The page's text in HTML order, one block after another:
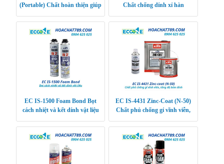
(Portable) Chất hoàn thiện giúp
Chất chống dính xỉ hàn
EC IS-1500 Foam Bond Bọt
cách nhiệt và kết dính vật liệu
EC IS-4431 Zinc-Coat (N-50)
Chất phủ chống gỉ vĩnh viễn,